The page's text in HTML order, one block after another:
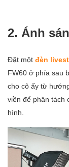
2. Ánh
Đặt một đèn
FW60 ở phía sau
cho cô ấy từ
viền để phân tách
hình.